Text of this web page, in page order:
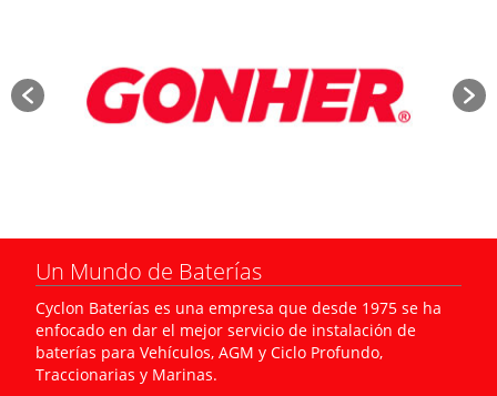
Un Mundo de Baterías
Cyclon Baterías es una empresa que desde 1975 se ha
enfocado en dar el mejor servicio de instalación de
baterías para Vehículos, AGM y Ciclo Profundo,
Traccionarias y Marinas.